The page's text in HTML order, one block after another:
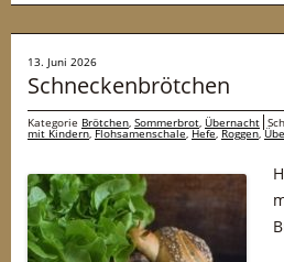
13. Juni 2026
Schneckenbrötchen
Kategorie Brötchen, Sommerbrot, Übernacht
mit Kindern,Flohsamenschale,Hefe,Roggen,